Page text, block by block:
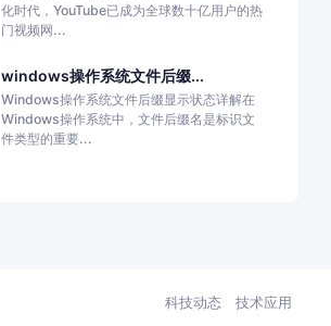
化时代，YouTube已成为全球数十亿用户的热
门视频网...
windows操作系统文件后缀...
Windows操作系统文件后缀显示状态详解在
Windows操作系统中，文件后缀名是标识文
件类型的重要...
科技动态 技术应用